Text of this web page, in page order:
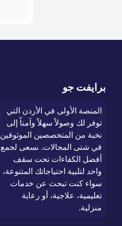
برايفت جو
المنصة الأولى في الأردن التي
توفر لك وصولاً سهلاً وآمناً إلى
نخبة من المتخصصين الموثوقين
في شتى المجالات. نسعى لجمع
أفضل الكفاءات تحت سقف
واحد لتلبية احتياجاتك المتنوعة،
سواء كنت تبحث عن خدمات
تعليمية، علاجية، أو رعاية
منزلية.